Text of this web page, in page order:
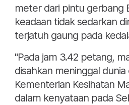
meter dari pintu gerbang
keadaan tidak sedarkan
terjatuh gaung pada
"Pada jam 3.42 petang,
disahkan meninggal
Kementerian Kesihatan
dalam kenyataan pada